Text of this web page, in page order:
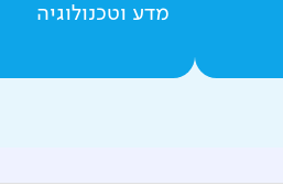
מדע וטכנולוגיה